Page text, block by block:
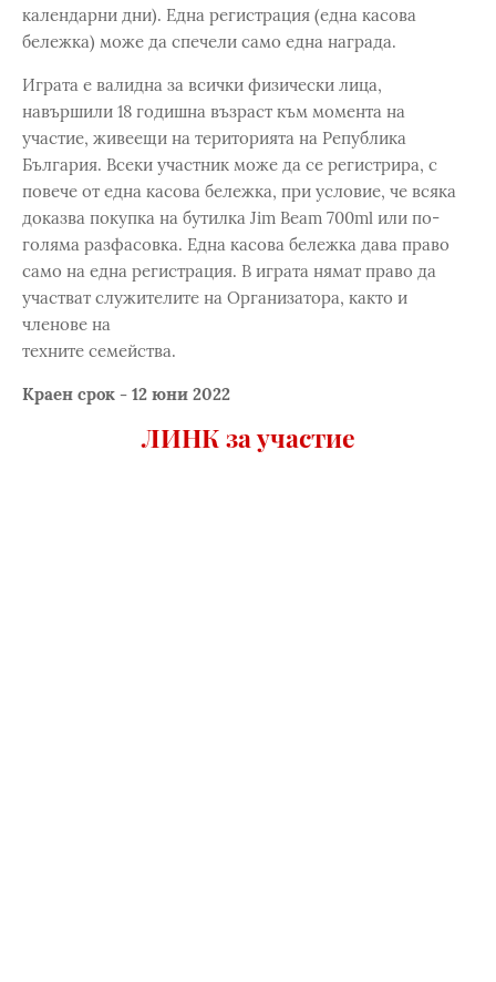
календарни дни). Една регистрация (една касова
бележка) може да спечели само една награда.
Играта е валидна за всички физически лица,
навършили 18 годишна възраст към момента на
участие, живеещи на територията на Република
България. Всеки участник може да се регистрира, с
повече от една касова бележка, при условие, че всяка
доказва покупка на бутилка Jim Beam 700ml или по-
голяма разфасовка. Една касова бележка дава право
само на една регистрация. В играта нямат право да
участват служителите на Организатора, както и
членове на
техните семейства.
Краен срок - 12 юни 2022
ЛИНК за участие